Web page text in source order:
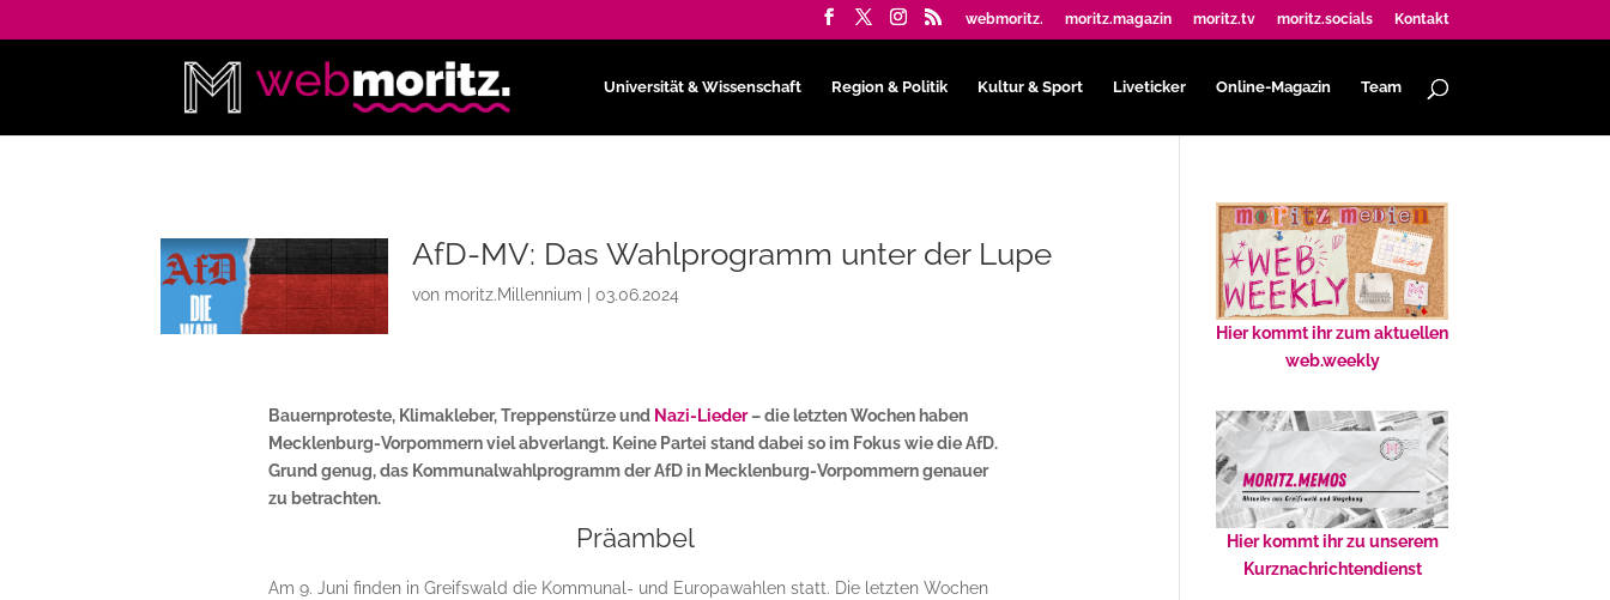
webmoritz. moritz.magazin moritz.tv moritz.socials Kontakt
Universität & Wissenschaft Region & Politik Kultur & Sport Liveticker Online-Magazin Team
AfD-MV: Das Wahlprogramm unter der Lupe
von moritz.Millennium |03.06.2024
Bauernproteste, Klimakleber, Treppenstürze und Nazi-Lieder– die letzten Wochen haben
Mecklenburg-Vorpommern viel abverlangt. Keine Partei stand dabei so im Fokus wie die AfD.
Grund genug, das Kommunalwahlprogramm der AfD in Mecklenburg-Vorpommern genauer
zu betrachten.
Präambel
Am 9. Juni finden in Greifswald die Kommunal- und Europawahlen statt. Die letzten Wochen
Hier kommt ihr zum aktuellen
web.weekly
Hier kommt ihr zu unserem
Kurznachrichtendienst